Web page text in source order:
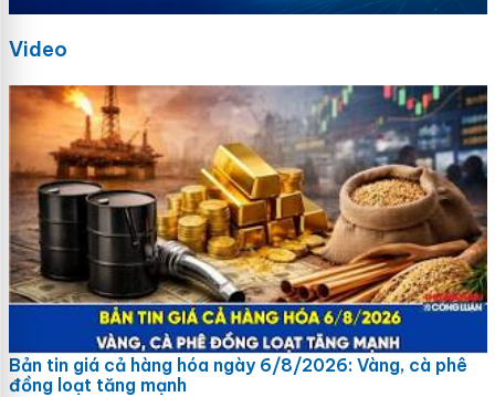
Video
Bản tin giá cả hàng hóa ngày 6/8/2026: Vàng, cà phê
đồng loạt tăng mạnh